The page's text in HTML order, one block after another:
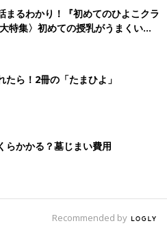
まるわかり！『初めてのひよこクラ
特集〉初めての授乳がうまくい
ルクの基本と夏のトラブル 解決テ
たら！2冊の「たまひよ」
らかかる？墓じまい費用
Recommended by